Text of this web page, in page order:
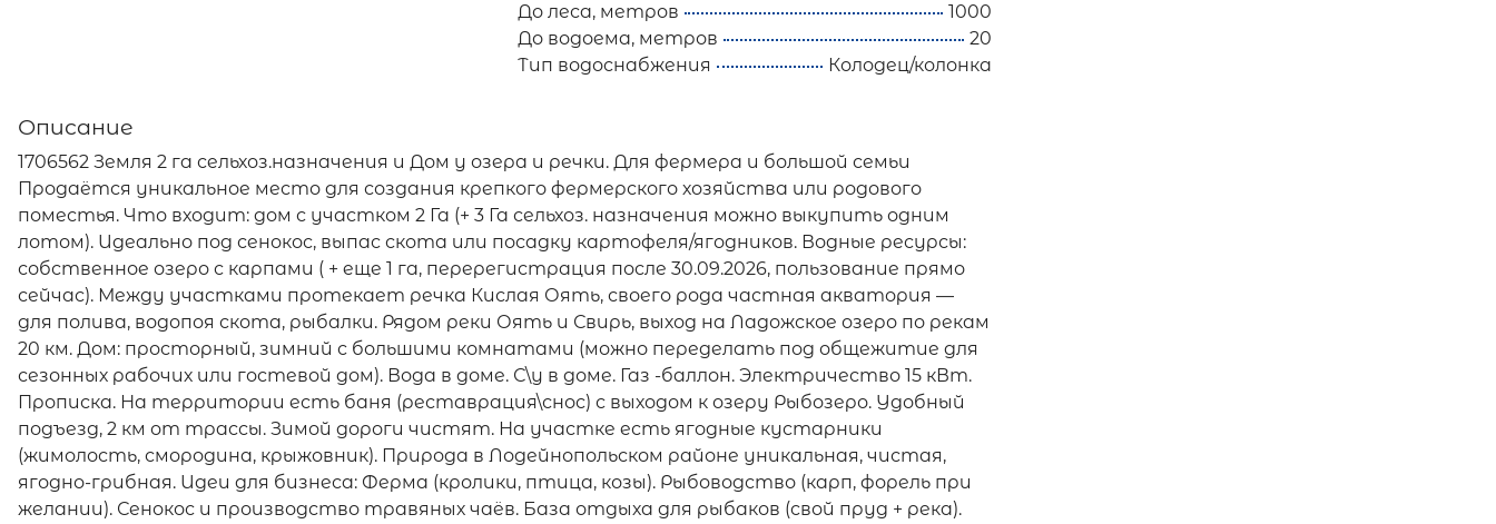
До леса, метров
1000
До водоема, метров
20
Тип водоснабжения
Колодец/колонка
Описание
1706562 Земля 2 га сельхоз.назначения и Дом у озера и речки. Для фермера и большой семьи
Продаётся уникальное место для создания крепкого фермерского хозяйства или родового
поместья. Что входит: дом с участком 2 Га (+ 3 Га сельхоз. назначения можно выкупить одним
лотом). Идеально под сенокос, выпас скота или посадку картофеля/ягодников. Водные ресурсы:
собственное озеро с карпами ( + еще 1 га, перерегистрация после 30.09.2026, пользование прямо
сейчас). Между участками протекает речка Кислая Оять, своего рода частная акватория —
для полива, водопоя скота, рыбалки. Рядом реки Оять и Свирь, выход на Ладожское озеро по рекам
20 км. Дом: просторный, зимний с большими комнатами (можно переделать под общежитие для
сезонных рабочих или гостевой дом). Вода в доме. С\у в доме. Газ -баллон. Электричество 15 кВт.
Прописка. На территории есть баня (реставрация\снос) с выходом к озеру Рыбозеро. Удобный
подъезд, 2 км от трассы. Зимой дороги чистят. На участке есть ягодные кустарники
(жимолость, смородина, крыжовник). Природа в Лодейнопольском районе уникальная, чистая,
ягодно-грибная. Идеи для бизнеса: Ферма (кролики, птица, козы). Рыбоводство (карп, форель при
желании). Сенокос и производство травяных чаёв. База отдыха для рыбаков (свой пруд + река).